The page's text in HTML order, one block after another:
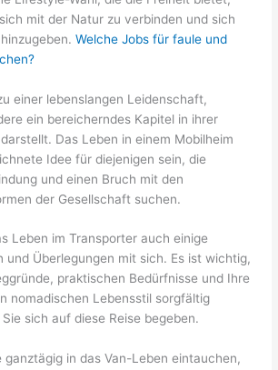
mit der Natur zu verbinden und sich
Welche Jobs für faule und
einer lebenslangen Leidenschaft,
ein bereicherndes Kapitel in ihrer
Das Leben in einem Mobilheim
Idee für diejenigen sein, die
und einen Bruch mit den
der Gesellschaft suchen.
Leben im Transporter auch einige
und Überlegungen mit sich. Es ist wichtig,
praktischen Bedürfnisse und Ihre
nomadischen Lebensstil sorgfältig
sich auf diese Reise begeben.
ganztägig in das Van-Leben eintauchen,